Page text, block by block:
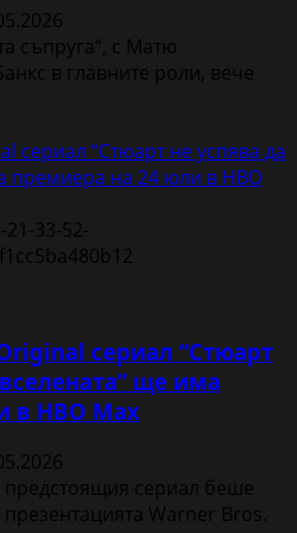
съпруга“, с Матю
в главните роли, вече
сериал “Стюарт не успява да
премиера на 24 юли в HBO
сериал “Стюарт
ще има
в HBO Max
сериал беше
Warner Bros.